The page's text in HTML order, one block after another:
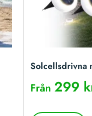
Solcellsdrivna
Från299